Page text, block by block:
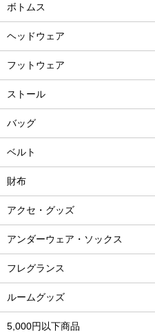
ボトムス
ヘッドウェア
フットウェア
ストール
バッグ
ベルト
財布
アクセ・グッズ
アンダーウェア・ソックス
フレグランス
ルームグッズ
5,000円以下商品